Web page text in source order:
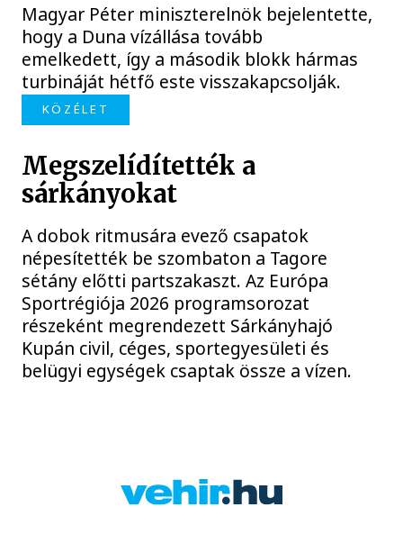
Magyar Péter miniszterelnök bejelentette,
hogy a Duna vízállása tovább
emelkedett, így a második blokk hármas
turbináját hétfő este visszakapcsolják.
KÖZÉLET
Megszelídítették a
sárkányokat
A dobok ritmusára evező csapatok
népesítették be szombaton a Tagore
sétány előtti partszakaszt. Az Európa
Sportrégiója 2026 programsorozat
részeként megrendezett Sárkányhajó
Kupán civil, céges, sportegyesületi és
belügyi egységek csaptak össze a vízen.